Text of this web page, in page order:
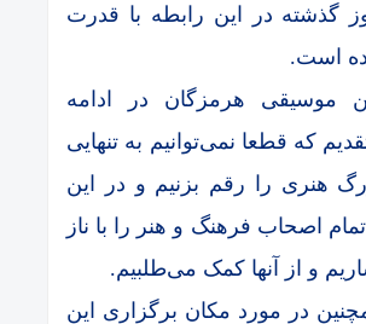
گذشته در این رابطه با قدرت
است.
موسیقی هرمزگان در ادامه
که قطعا نمی‌توانیم به تنهایی
هنری را رقم بزنیم و در این
اصحاب فرهنگ و هنر را با ناز
و از آنها کمک می‌طلبیم.
در مورد مکان برگزاری این